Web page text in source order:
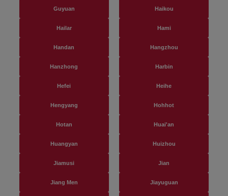
Guyuan Haikou
Hailar Hami
Handan Hangzhou
Hanzhong Harbin
Hefei Heihe
Hengyang Hohhot
Hotan Huai'an
Huangyan Huizhou
Jiamusi Jian
Jiang Men Jiayuguan